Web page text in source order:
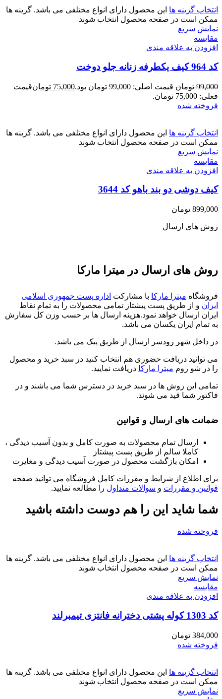
انتخاب گزینه ها این محصول دارای انواع مختلفی می باشد. گزینه ها
ممکن است در صفحه محصول انتخاب شوند
نمایش سریع
مقايسه
افزودن به علاقه مندی
کد 964 کیف یکطرفه زنانه جلو دوخت
99,000 تومان قیمت اصلی: 99,000 تومان بود. 75,000 تومانقیمت
فعلی: 75,000 تومان.
فروخته شده
انتخاب گزینه ها این محصول دارای انواع مختلفی می باشد. گزینه ها
ممکن است در صفحه محصول انتخاب شوند
نمایش سریع
مقايسه
افزودن به علاقه مندی
کیف دوشی دو بند باهو کد 3644
899,000 تومان
روش های ارسال
روش های ارسال در میترا مارکا
فروشگاه میترا مارکا با مشارکت اداره پست جمهوری اسلامی
ایران و از طریق پست پیشتاز تمامی محصولات را به تمام نقاط
ایران ارسال خواهد نمود.هزینه ارسال ها بر حسب وزن کل سفارش
به تمام ایران یکسان می باشد.
در داخل شهر رودسر ارسال از طریق پیک می باشد.
می توانید دریافت حضوری هم انتخاب کنید در سبد خرید و محصول
را در شو روم میترا مارکا دریافت نمایید.
تمامی این روش ها در سبد خرید در دسترس شما می باشند و در
فاکتور شما قید می شوند.
ضمانت های ارسال و قوانین
ارسال تمام محصولات به صورت کامل و بدون آسیب دیدگی ،
کاملا سالم از طریق پست پیشتاز
امکان بازگشت محصول در صورت آسیب دیدگی و مغایرت
برای اطلاع از شرایط و مقررات کامل فروشگاه می توانید صفحه
قوانین و مقررات و سوالات متداول را مطالعه نمایید.
شما شاید این را هم دوست داشته باشید
فروخته شده
انتخاب گزینه ها این محصول دارای انواع مختلفی می باشد. گزینه ها
ممکن است در صفحه محصول انتخاب شوند
نمایش سریع
مقايسه
افزودن به علاقه مندی
کد 1303 کوله پشتی دخترانه فانتزی تیمبرلند
384,000 تومان
فروخته شده
انتخاب گزینه ها این محصول دارای انواع مختلفی می باشد. گزینه ها
ممکن است در صفحه محصول انتخاب شوند
نمایش سریع